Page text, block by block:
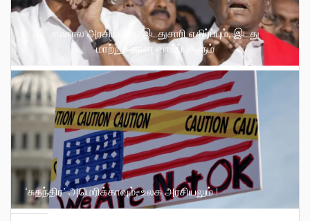
சமகால அரசியலில் இடதுசாரி எதிர்ப்பும், இடது
மாற்றுக்கான வாய்ப்புகளும்
‘சுதந்திர’ அமெரிக்காவும், உலக அரசியலும் !